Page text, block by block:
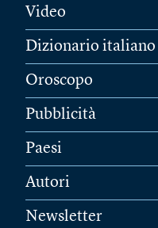
Video
Dizionario italiano
Oroscopo
Pubblicità
Paesi
Autori
Newsletter